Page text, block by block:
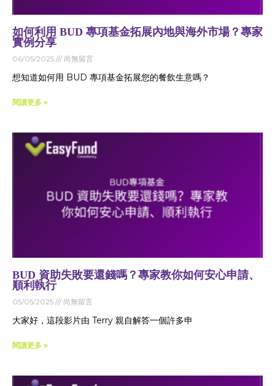
如何利用 BUD 專項基金拓展內地與海外市場？專家
實例分享
06/05/2025 尚無留言
想知道如何用 BUD 專項基金拓展您的餐飲生意嗎？
閱讀更多 »
BUD 資助失敗要還錢嗎？專家教你如何安心申請、
順利執行
05/05/2025 尚無留言
大家好，這段影片由 Terry 親自解答一個許多申
閱讀更多 »